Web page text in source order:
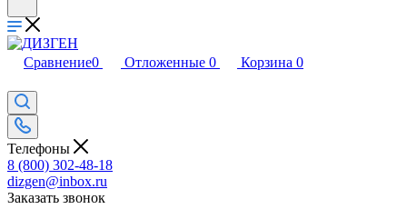
Сравнение0 Отложенные 0 Корзина 0
Телефоны
8 (800) 302-48-18
dizgen@inbox.ru
Заказать звонок